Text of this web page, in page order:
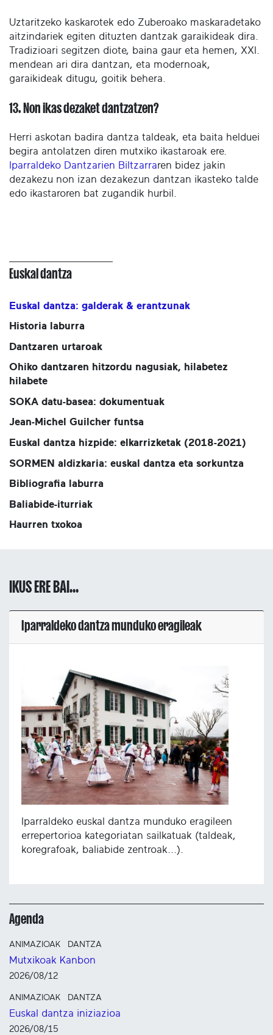
Uztaritzeko kaskarotek edo Zuberoako maskaradetako
aitzindariek egiten dituzten dantzak garaikideak dira.
Tradizioari segitzen diote, baina gaur eta hemen, XXI.
mendean ari dira dantzan, eta modernoak,
garaikideak ditugu, goitik behera.
13. Non ikas dezaket dantzatzen?
Herri askotan badira dantza taldeak, eta baita helduei
begira antolatzen diren mutxiko ikastaroak ere.
Iparraldeko Dantzarien Biltzarraren bidez jakin
dezakezu non izan dezakezun dantzan ikasteko talde
edo ikastaroren bat zugandik hurbil.
Euskal dantza
Euskal dantza: galderak & erantzunak
Historia laburra
Dantzaren urtaroak
Ohiko dantzaren hitzordu nagusiak, hilabetez
hilabete
SOKA datu-basea: dokumentuak
Jean-Michel Guilcher funtsa
Euskal dantza hizpide: elkarrizketak (2018-2021)
SORMEN aldizkaria: euskal dantza eta sorkuntza
Bibliografia laburra
Baliabide-iturriak
Haurren txokoa
IKUS ERE BAI...
Iparraldeko dantza munduko eragileak
Iparraldeko euskal dantza munduko eragileen
errepertorioa kategoriatan sailkatuak (taldeak,
koregrafoak, baliabide zentroak...).
Agenda
ANIMAZIOAK DANTZA
Mutxikoak Kanbon
2026/08/12
ANIMAZIOAK DANTZA
Euskal dantza iniziazioa
2026/08/15